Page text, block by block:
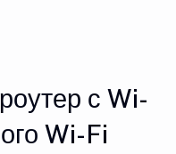
с Wi-
Wi-Fi